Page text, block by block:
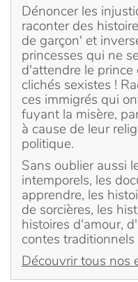
Dénoncer les
raconter des
de garçon' et
princesses qui ne
d'attendre le prince
clichés sexistes !
ces immigrés qui
fuyant la misère,
à cause de leur
politique.
Sans oublier aussi
intemporels, les
apprendre, les
de sorcières, les
histoires d'amour,
contes
Découvrir tous nos